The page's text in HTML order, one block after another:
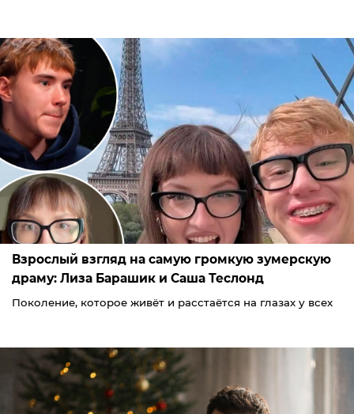
Взрослый взгляд на самую громкую зумерскую
драму: Лиза Барашик и Саша Теслонд
Поколение, которое живёт и расстаётся на глазах у всех